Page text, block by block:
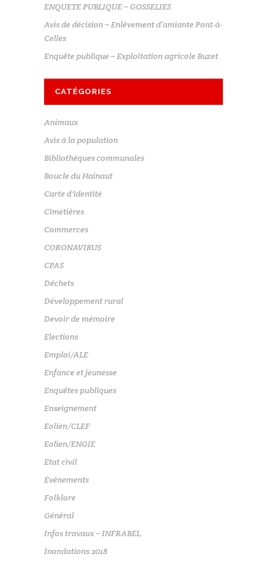
ENQUETE PUBLIQUE – GOSSELIES
Avis de décision – Enlèvement d’amiante Pont-à-
Celles
Enquête publique – Exploitation agricole Buzet
CATÉGORIES
Animaux
Avis à la population
Bibliothèques communales
Boucle du Hainaut
Carte d'identité
Cimetières
Commerces
CORONAVIRUS
CPAS
Déchets
Développement rural
Devoir de mémoire
Elections
Emploi/ALE
Enfance et jeunesse
Enquêtes publiques
Enseignement
Eolien/CLEF
Eolien/ENGIE
Etat civil
Événements
Folklore
Général
Infos travaux – INFRABEL
Inondations 2018